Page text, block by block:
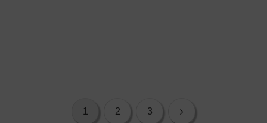
1 2 3 次